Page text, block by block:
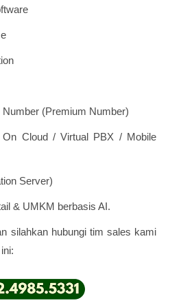
(Premium Number)
Cloud / Virtual PBX / Mobile
Server)
& UMKM berbasis AI.
silahkan hubungi tim sales kami